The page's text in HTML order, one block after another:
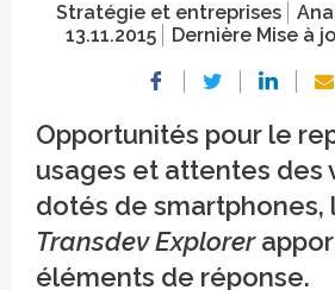
Stratégie et entreprises
13.11.2015
Dernière Mise à
Opportunités pour le
usages et attentes des
dotés de smartphones,
Transdev Explorer
éléments de réponse.